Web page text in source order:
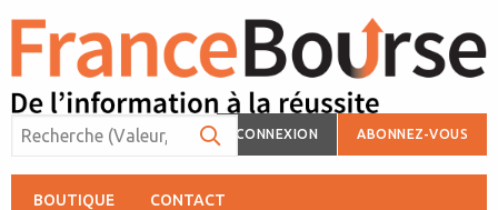
CONNEXION ABONNEZ-VOUS
BOUTIQUE CONTACT